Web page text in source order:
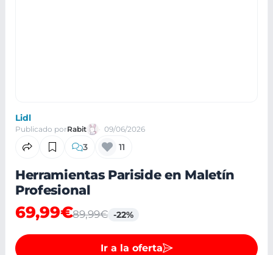
Lidl
Publicado porRabit 09/06/2026
3 11
Herramientas Pariside en Maletín
Profesional
69,99€89,99€ -22%
Ir a la oferta